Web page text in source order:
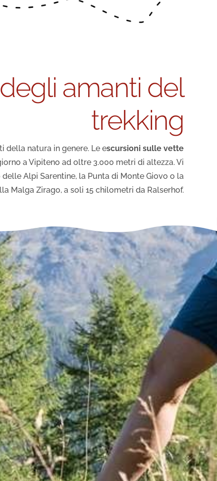
amanti del
trekking
della natura in genere. Le escursioni sulle vette
a Vipiteno ad oltre 3.000 metri di altezza. Vi
Alpi Sarentine, la Punta di Monte Giovo o la
Malga Zirago, a soli 15 chilometri da Ralserhof.